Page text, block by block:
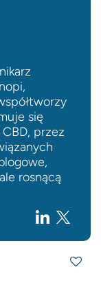
się
przez
rosnącą